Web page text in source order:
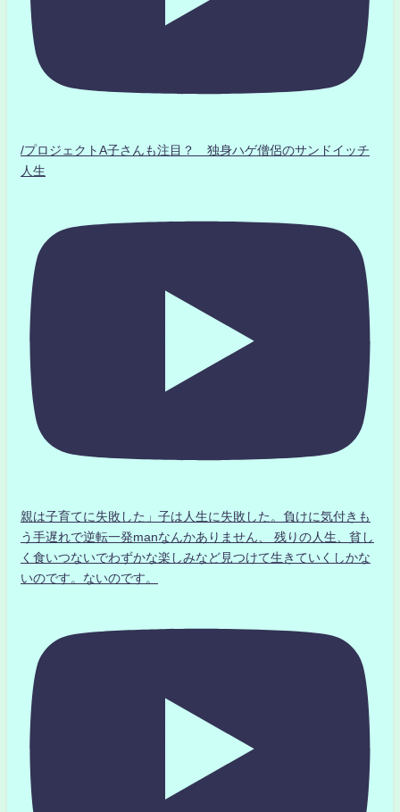
/プロジェクトA子さんも注目？ 独身ハゲ僧侶のサンドイッチ
人生
親は子育てに失敗した」子は人生に失敗した。負けに気付きも
う手遅れで逆転一発manなんかありません、 残りの人生、貧し
く食いつないでわずかな楽しみなど見つけて生きていくしかな
いのです。ないのです。